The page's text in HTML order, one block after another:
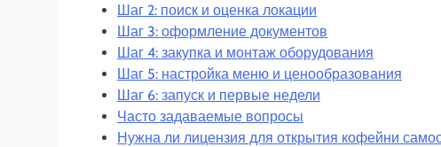
Шаг 2: поиск и оценка локации
Шаг 3: оформление документов
Шаг 4: закупка и монтаж оборудования
Шаг 5: настройка меню и ценообразования
Шаг 6: запуск и первые недели
Часто задаваемые вопросы
Нужна ли лицензия для открытия кофейни